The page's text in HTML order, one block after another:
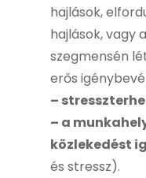
hajlások,
hajlások, vagy
szegmensén
erős
–
– a
közlekedést
és stressz).